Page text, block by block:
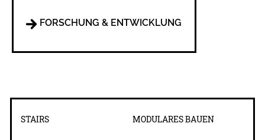
FORSCHUNG & ENTWICKLUNG
STAIRS MODULARES BAUEN